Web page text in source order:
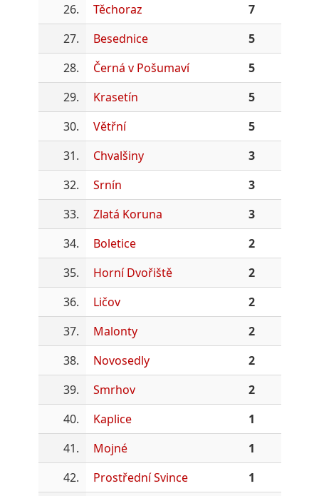
26.
Těchoraz
7
27.
Besednice
5
28.
Černá v Pošumaví
5
29.
Krasetín
5
30.
Větřní
5
31.
Chvalšiny
3
32.
Srnín
3
33.
Zlatá Koruna
3
34.
Boletice
2
35.
Horní Dvořiště
2
36.
Ličov
2
37.
Malonty
2
38.
Novosedly
2
39.
Smrhov
2
40.
Kaplice
1
41.
Mojné
1
42.
Prostřední Svince
1